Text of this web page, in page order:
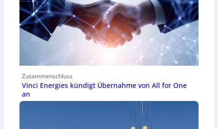
Zusammenschluss
Vinci Energies kündigt Übernahme von All for One
an